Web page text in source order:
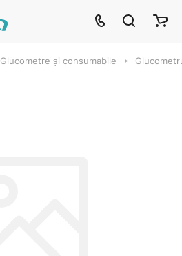
Glucometre și consumabile